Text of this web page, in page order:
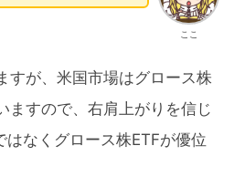
ここ
すが、米国市場はグロース株
ますので、右肩上がりを信じ
なくグロース株ETFが優位